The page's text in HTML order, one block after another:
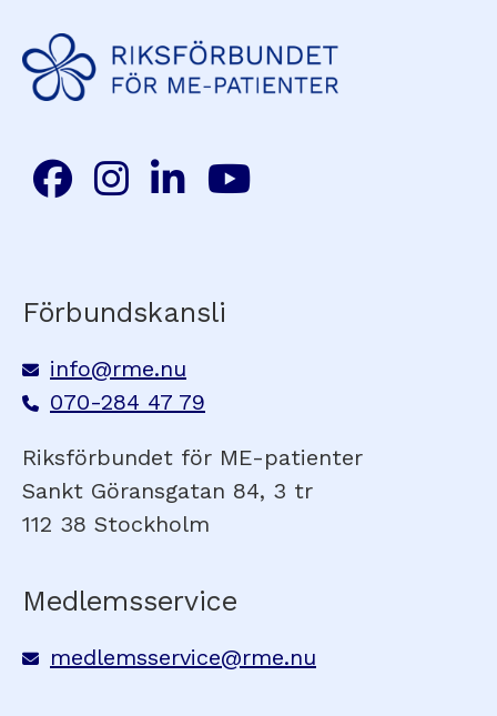
Förbundskansli
info@rme.nu
070-284 47 79
Riksförbundet för ME-patienter
Sankt Göransgatan 84, 3 tr
112 38 Stockholm
Medlemsservice
medlemsservice@rme.nu